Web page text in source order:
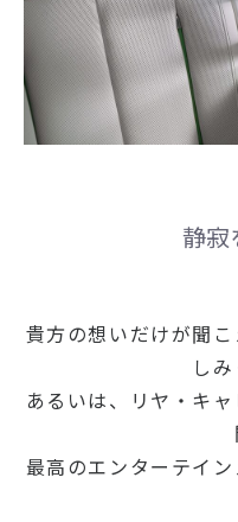
静寂
貴方の想いだけが聞
しみ
あるいは、リヤ・キ
最高のエンターテイ